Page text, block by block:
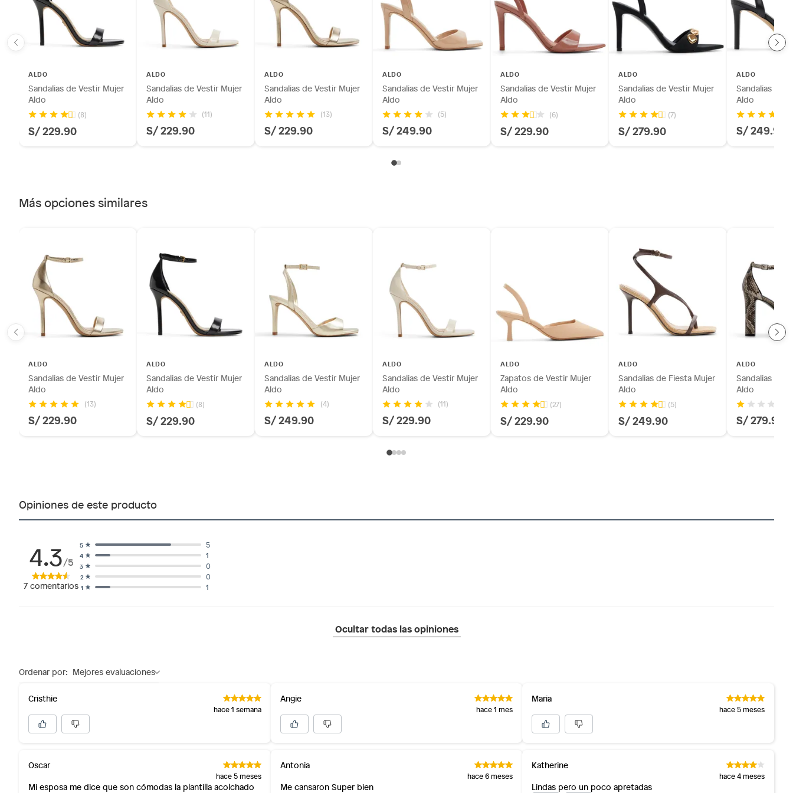
sellos.
Alimentos, bebidas, fórmulas y leches para bebés.
Productos hechos a medida.
Productos que hayan sido previamente instalados.
Baterías de auto.
Motocicletas y bicicletas motorizadas.
Licores y cigarros electrónicos.
ALDO
Sandalias de Vestir Mujer
Aldo
(8)
S/ 229.90
ALDO
Sandalias de Vestir Mujer
Aldo
(11)
S/ 229.90
ALDO
Sandalias de Vestir Mujer
Aldo
(13)
S/ 229.90
ALDO
Sandalias de Vestir Mujer
Aldo
(5)
S/ 249.90
ALDO
Sandalias de Vestir Mujer
Aldo
(6)
S/ 229.90
ALDO
Sandalias de Vestir Mujer
Aldo
(7)
S/ 279.90
ALDO
Sandalias de
Aldo
S/ 249.90
Más opciones similares
ALDO
Sandalias de Vestir Mujer
Aldo
(13)
S/ 229.90
ALDO
Sandalias de Vestir Mujer
Aldo
(8)
S/ 229.90
ALDO
Sandalias de Vestir Mujer
Aldo
(4)
S/ 249.90
ALDO
Sandalias de Vestir Mujer
Aldo
(11)
S/ 229.90
ALDO
Zapatos de Vestir Mujer
Aldo
(27)
S/ 229.90
ALDO
Sandalias de Fiesta Mujer
Aldo
(5)
S/ 249.90
ALDO
Sandalias de
Aldo
S/ 279.90
Opiniones de este producto
4.3/5
7 comentarios 1 1
2 0
3 0
4 1
5 5
Ocultar todas las opiniones
Ordenar por: Mejores evaluaciones
Cristhie
hace 1 semana
Oscar
hace 5 meses
Mi esposa me dice que son cómodas la plantilla acolchado
Angie
hace 1 mes
Antonia
hace 6 meses
Me cansaron Super bien
Maria
hace 5 meses
Katherine
hace 4 meses
Lindas pero un poco apretadas